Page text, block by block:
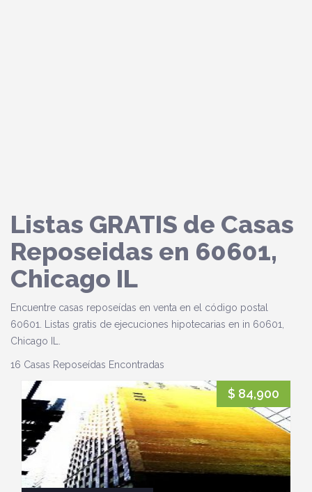
Listas GRATIS de Casas
Reposeidas en 60601,
Chicago IL
Encuentre casas reposeídas en venta en el código postal
60601. Listas gratis de ejecuciones hipotecarias en in 60601,
Chicago IL.
16 Casas Reposeídas Encontradas
$ 84,900